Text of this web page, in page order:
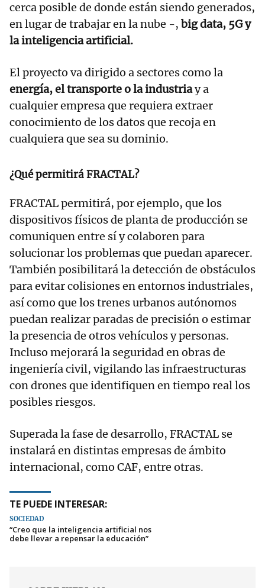
cerca posible de donde están siendo generados,
en lugar de trabajar en la nube -, big data, 5G y
la inteligencia artificial.
El proyecto va dirigido a sectores como la
energía, el transporte o la industriay a
cualquier empresa que requiera extraer
conocimiento de los datos que recoja en
cualquiera que sea su dominio.
¿Qué permitirá FRACTAL?
FRACTAL permitirá, por ejemplo, que los
dispositivos físicos de planta de producción se
comuniquen entre sí y colaboren para
solucionar los problemas que puedan aparecer.
También posibilitará la detección de obstáculos
para evitar colisiones en entornos industriales,
así como que los trenes urbanos autónomos
puedan realizar paradas de precisión o estimar
la presencia de otros vehículos y personas.
Incluso mejorará la seguridad en obras de
ingeniería civil, vigilando las infraestructuras
con drones que identifiquen en tiempo real los
posibles riesgos.
Superada la fase de desarrollo, FRACTAL se
instalará en distintas empresas de ámbito
internacional, como CAF, entre otras.
TE PUEDE INTERESAR:
SOCIEDAD
“Creo que la inteligencia artificial nos
debe llevar a repensar la educación”